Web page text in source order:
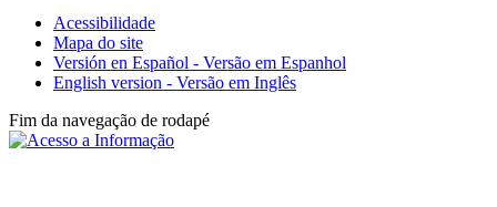
Acessibilidade
Mapa do site
Versión en Español - Versão em Espanhol
English version - Versão em Inglês
Fim da navegação de rodapé